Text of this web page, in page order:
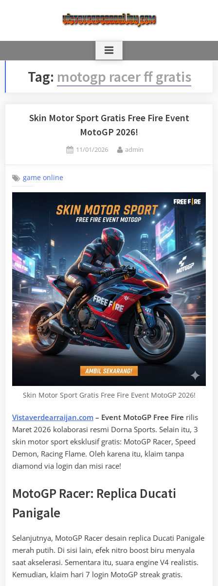
Tag: motogp racer ff gratis
Skin Motor Sport Gratis Free Fire Event
MotoGP 2026!
Posted
11/01/2026 By
admin
game online
Skin Motor Sport Gratis Free Fire Event MotoGP 2026!
Vistaverdearraijan.com – Event MotoGP Free Fire rilis
Maret 2026 kolaborasi resmi Dorna Sports. Selain itu, 3
skin motor sport eksklusif gratis: MotoGP Racer, Speed
Demon, Racing Flame. Oleh karena itu, klaim tanpa
diamond via login dan misi race!
MotoGP Racer: Replica Ducati
Panigale
Selanjutnya, MotoGP Racer desain replica Ducati Panigale
merah putih. Di sisi lain, efek nitro boost biru menyala
saat akselerasi. Sementara itu, suara engine V4 realistis.
Kemudian, klaim hari 7 login MotoGP streak gratis.